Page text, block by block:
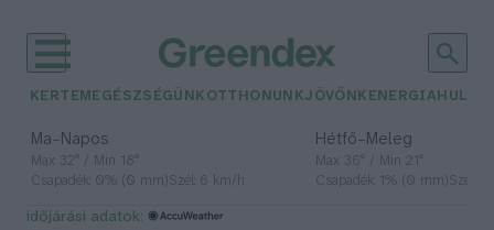
KERTEM EGÉSZSÉGÜNK OTTHONUNKJÖVŐNK ENERGIA
Ma– Napos
Max 32° / Min 18°
Csapadék: 0% (0 mm)Szél: 6 km/h
Hétfő– Meleg
Max 36° / Min 21°
Csapadék: 1% (0 mm)Szél: 7
időjárási adatok: